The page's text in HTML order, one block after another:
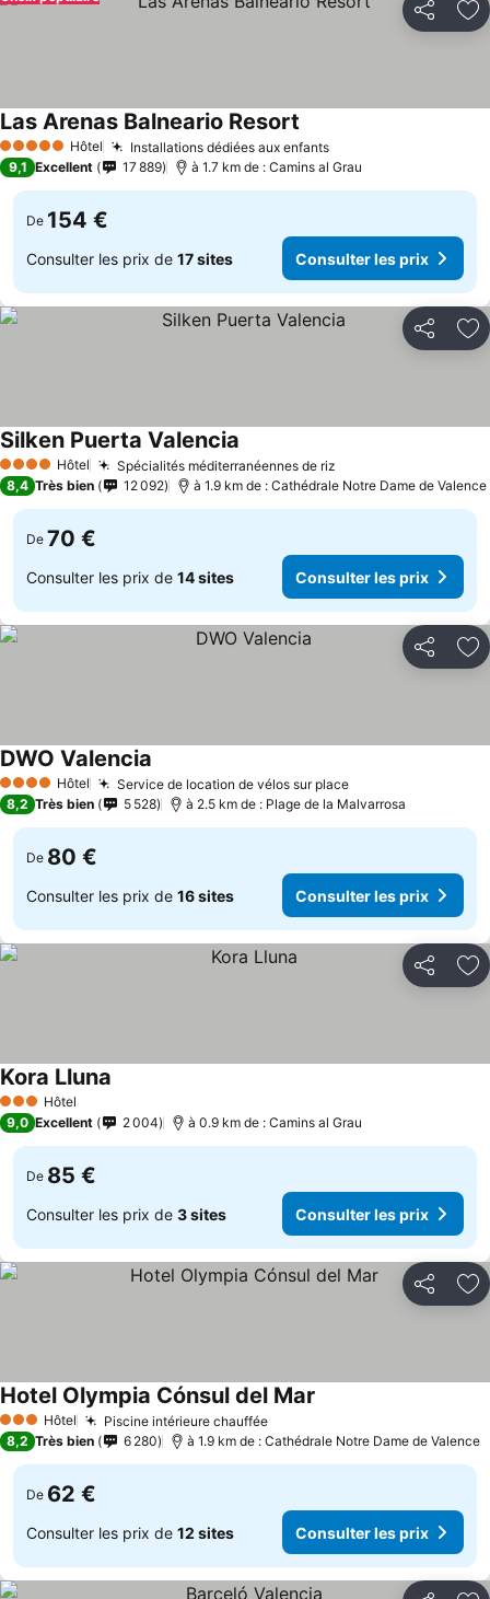
Partager
5 Étoiles Hôtel Installations dédiées aux enfantsConsulter les prix
Las Arenas Balneario Resort
9,1 Excellent 17 889 à 1.7 km de : Camins al Grau
De 154 €
Consulter les prix de 17 sites Consulter les prix
Partager
4 Étoiles Hôtel Spécialités méditerranéennes de riz
Silken Puerta Valencia
8,4 Très bien 12 092 à 1.9 km de : Cathédrale Notre Dame de Valence
De 70 €
Consulter les prix de 14 sites Consulter les prix
Partager
4 Étoiles Hôtel Service de location de vélos sur placeConsulter les
DWO Valencia
8,2 Très bien 5 528 à 2.5 km de : Plage de la Malvarrosa
De 80 €
Consulter les prix de 16 sites Consulter les prix
Partager
3 ÉtoilesHôtel
Kora Lluna
9,0 Excellent 2 004 à 0.9 km de : Camins al Grau
De 85 €
Consulter les prix de 3 sites Consulter les prix
Partager
3 ÉtoilesHôtel Piscine intérieure chaufféeConsulter les prix
Hotel Olympia Cónsul del Mar
8,2 Très bien 6 280 à 1.9 km de : Cathédrale Notre Dame de Valence
De 62 €
Consulter les prix de 12 sites Consulter les prix